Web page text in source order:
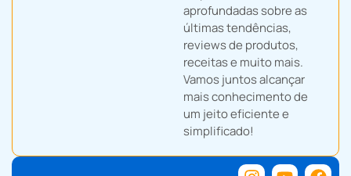
aprofundadas sobre as
últimas tendências,
reviews de produtos,
receitas e muito mais.
Vamos juntos alcançar
mais conhecimento de
um jeito eficiente e
simplificado!